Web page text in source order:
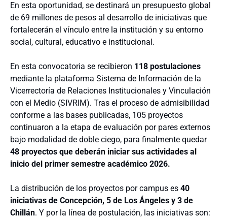
En esta oportunidad, se destinará un presupuesto global
de 69 millones de pesos al desarrollo de iniciativas que
fortalecerán el vínculo entre la institución y su entorno
social, cultural, educativo e institucional.
En esta convocatoria se recibieron 118 postulaciones
mediante la plataforma Sistema de Información de la
Vicerrectoría de Relaciones Institucionales y Vinculación
con el Medio (SIVRIM). Tras el proceso de admisibilidad
conforme a las bases publicadas, 105 proyectos
continuaron a la etapa de evaluación por pares externos
bajo modalidad de doble ciego, para finalmente quedar
48 proyectos que deberán iniciar sus actividades al
inicio del primer semestre académico 2026.
La distribución de los proyectos por campus es 40
iniciativas de Concepción, 5 de Los Ángeles y 3 de
Chillán. Y por la línea de postulación, las iniciativas son: